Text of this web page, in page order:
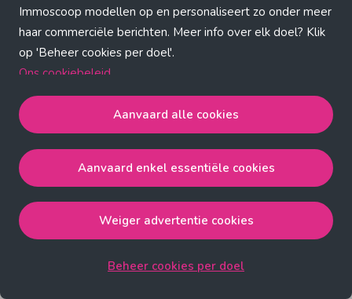
Immoscoop modellen op en personaliseert zo onder meer
haar commerciële berichten. Meer info over elk doel? Klik
op 'Beheer cookies per doel'.
Ons cookiebeleid
Aanvaard alle cookiesgaat akkoord met de strict
noodzakelijke, analytische, functionele en advertentie
cookies.
de strict noodzakelijke cookies.
Weiger advertentie cookiesgaat akkoord met de strict
Aanvaard alle cookies
Aanvaard enkel essentiële cookies
Weiger advertentie cookies
Beheer cookies per doel